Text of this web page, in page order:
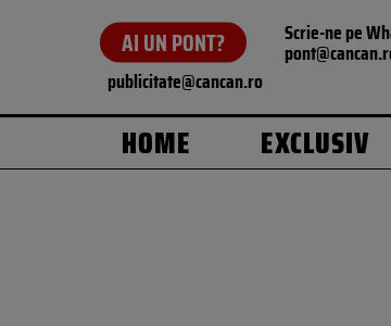
AI UN PONT? Scrie-ne pe
publicitate@cancan.ro
HOME EXCLUSIV